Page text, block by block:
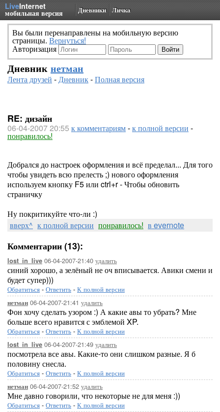
LiveInternet
мобильная версия Дневники Личка
Вы были перенаправлены на мобильную версию
страницы. Вернуться!
Авторизация
Дневник нетман
Лента друзей -Дневник-Полная версия
RE: дизайн
06-04-2007 20:55 к комментариям-к полной версии -
понравилось!
Добрался до настроек оформления и всё пределал... Для того
чтобы увидеть всю прелесть ;) нового оформления
используем кнопку F5 или ctrl+r - Чтобы обновить
страничку
Ну покритикуйте что-ли :)
вверх^ к полной версии понравилось! в evernote
Комментарии (13):
lost_in_live 06-04-2007-21:40 удалить
синий хорошо, а зелёный не оч вписывается. Авики смени и
будет супер)))
Обратиться - Ответить - К полной версии
нетман 06-04-2007-21:41 удалить
Фон хочу сделать узором :) А какие авы то убрать? Мне
больше всего нравится с эмблемой XP.
Обратиться - Ответить - К полной версии
lost_in_live 06-04-2007-21:49 удалить
посмотрела все авы. Какие-то они слишком разные. Я б
половину снесла.
Обратиться - Ответить - К полной версии
нетман 06-04-2007-21:52 удалить
Мне давно говорили, что некоторые не для меня :))
Обратиться - Ответить - К полной версии